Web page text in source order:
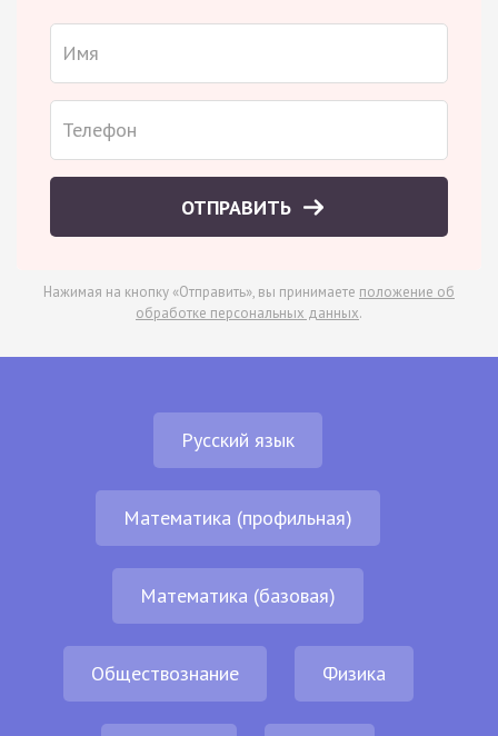
ОТПРАВИТЬ
Нажимая на кнопку «Отправить», вы принимаете положение об
обработке персональных данных.
Русский язык
Математика (профильная)
Математика (базовая)
Обществознание Физика